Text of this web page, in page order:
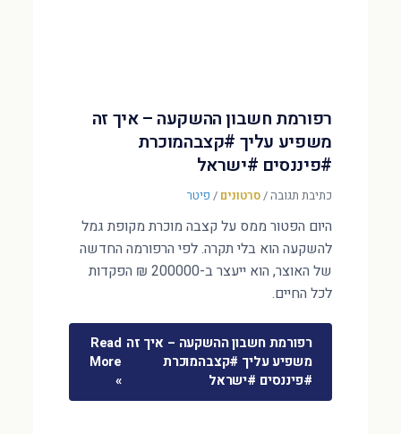
רפורמת חשבון ההשקעה – איך זה
משפיע עליך #קצבהמוכרת
#פיננסים #ישראל
כתיבת תגובה/סרטונים / פיטר
היום הפטור ממס על קצבה מוכרת מקופת גמל
להשקעה הוא בלי תקרה. לפי הרפורמה החדשה
של האוצר, הוא ייעצר ב-200000 ₪ הפקדות
לכל החיים.
רפורמת חשבון ההשקעה – איך זה
משפיע עליך #קצבהמוכרת
#פיננסים #ישראל
Read
More
»